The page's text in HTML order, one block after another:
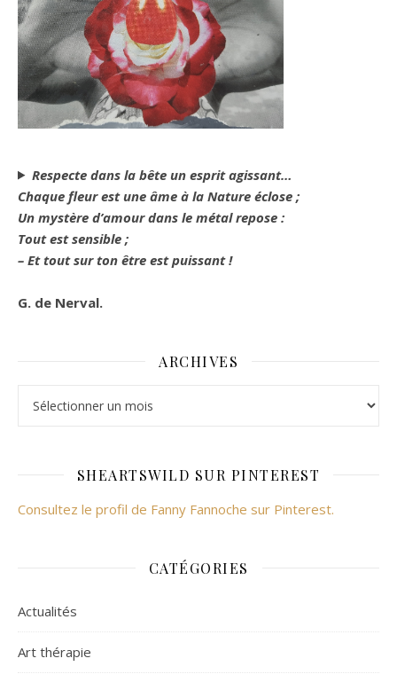
Respecte dans la bête un esprit agissant…
Chaque fleur est une âme à la Nature éclose ;
Un mystère d’amour dans le métal repose :
Tout est sensible ;
– Et tout sur ton être est puissant !
G. de Nerval.
ARCHIVES
SHEARTSWILD SUR PINTEREST
Consultez le profil de Fanny Fannoche sur Pinterest.
CATÉGORIES
Actualités
Art thérapie